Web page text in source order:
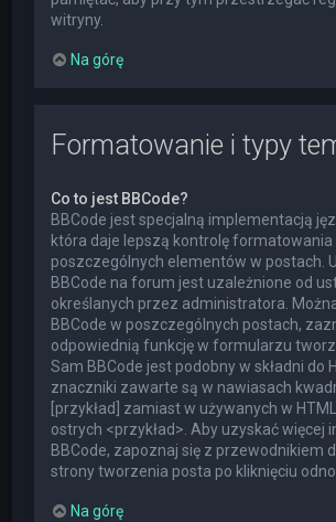
witryny.
Na górę
Formatowanie i typy
Co to jest BBCode?
BBCode jest specjalną implementacją
która daje lepszą kontrolę formatowania
poszczególnych elementów w postach.
BBCode na forum jest uzależnione od
określanych przez administratora.
BBCode w poszczególnych postach,
odpowiednią funkcję w formularzu
Sam BBCode jest podobny w składni do
znaczniki zawarte są w nawiasach
[przykład] zamiast w używanych w
ostrych <przykład>. Aby uzyskać więcej
BBCode, zapoznaj się z przewodnikiem
strony tworzenia posta po kliknięciu
Na górę